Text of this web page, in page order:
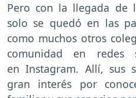
Pero con la llegada de
solo se quedó en las
como muchos otros
comunidad en redes
en Instagram. Allí, sus
gran interés por